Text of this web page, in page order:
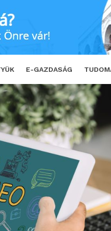
E-GAZDASÁG
lesz a weboldalad